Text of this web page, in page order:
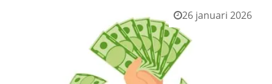
26 januari 2026